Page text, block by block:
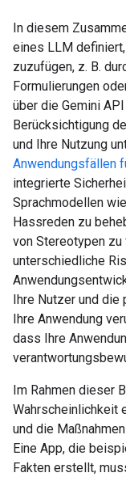
In diesem
eines LLM
zuzufügen, z. B.
Formulierungen
über die Gemini
Berücksichtigung
und Ihre Nutzung
Anwendungsfällen
integrierte
Sprachmodellen
Hassreden zu
von Stereotypen zu
unterschiedliche
Ihre Nutzer und
Ihre Anwendung
dass Ihre
Im Rahmen dieser
Wahrscheinlichkeit
und die
Eine App, die
Fakten erstellt,